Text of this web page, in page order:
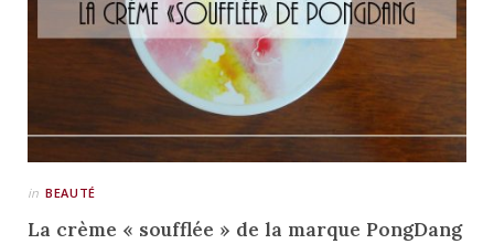
in BEAUTÉ
La crème « soufflée » de la marque PongDang